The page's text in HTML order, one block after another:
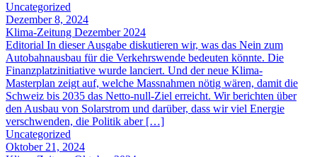
Uncategorized
Dezember 8, 2024
Klima-Zeitung Dezember 2024
Editorial In dieser Ausgabe diskutieren wir, was das Nein zum
Autobahnausbau für die Verkehrswende bedeuten könnte. Die
Finanzplatzinitiative wurde lanciert. Und der neue Klima-
Masterplan zeigt auf, welche Massnahmen nötig wären, damit die
Schweiz bis 2035 das Netto-null-Ziel erreicht. Wir berichten über
den Ausbau von Solarstrom und darüber, dass wir viel Energie
verschwenden, die Politik aber […]
Uncategorized
Oktober 21, 2024